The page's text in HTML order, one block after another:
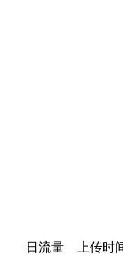
上传时
日流量